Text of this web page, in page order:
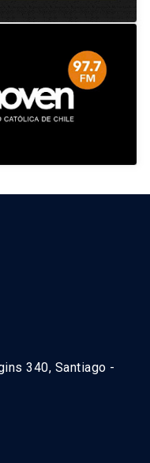
340, Santiago -